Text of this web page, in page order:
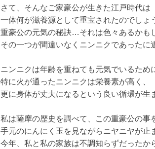
さて、そんなご家豪公が生きた江戸時代は
一体何が滋養源として重宝されたのでしょ
重豪公の元気の秘訣…それは色々あるかも
その一つが間違いなくニンニクであったに
ニンニクは年齢を重ねても元気でいるため
特に火が通ったニンニクは栄養素が高く、
更に身体が丈夫になるという良い循環が生
私は薩摩の歴史を調べて、この重豪公の事
手元のにんにく玉を見ながらニヤニヤが止
今年、私と私の家族は不調知らずだったか